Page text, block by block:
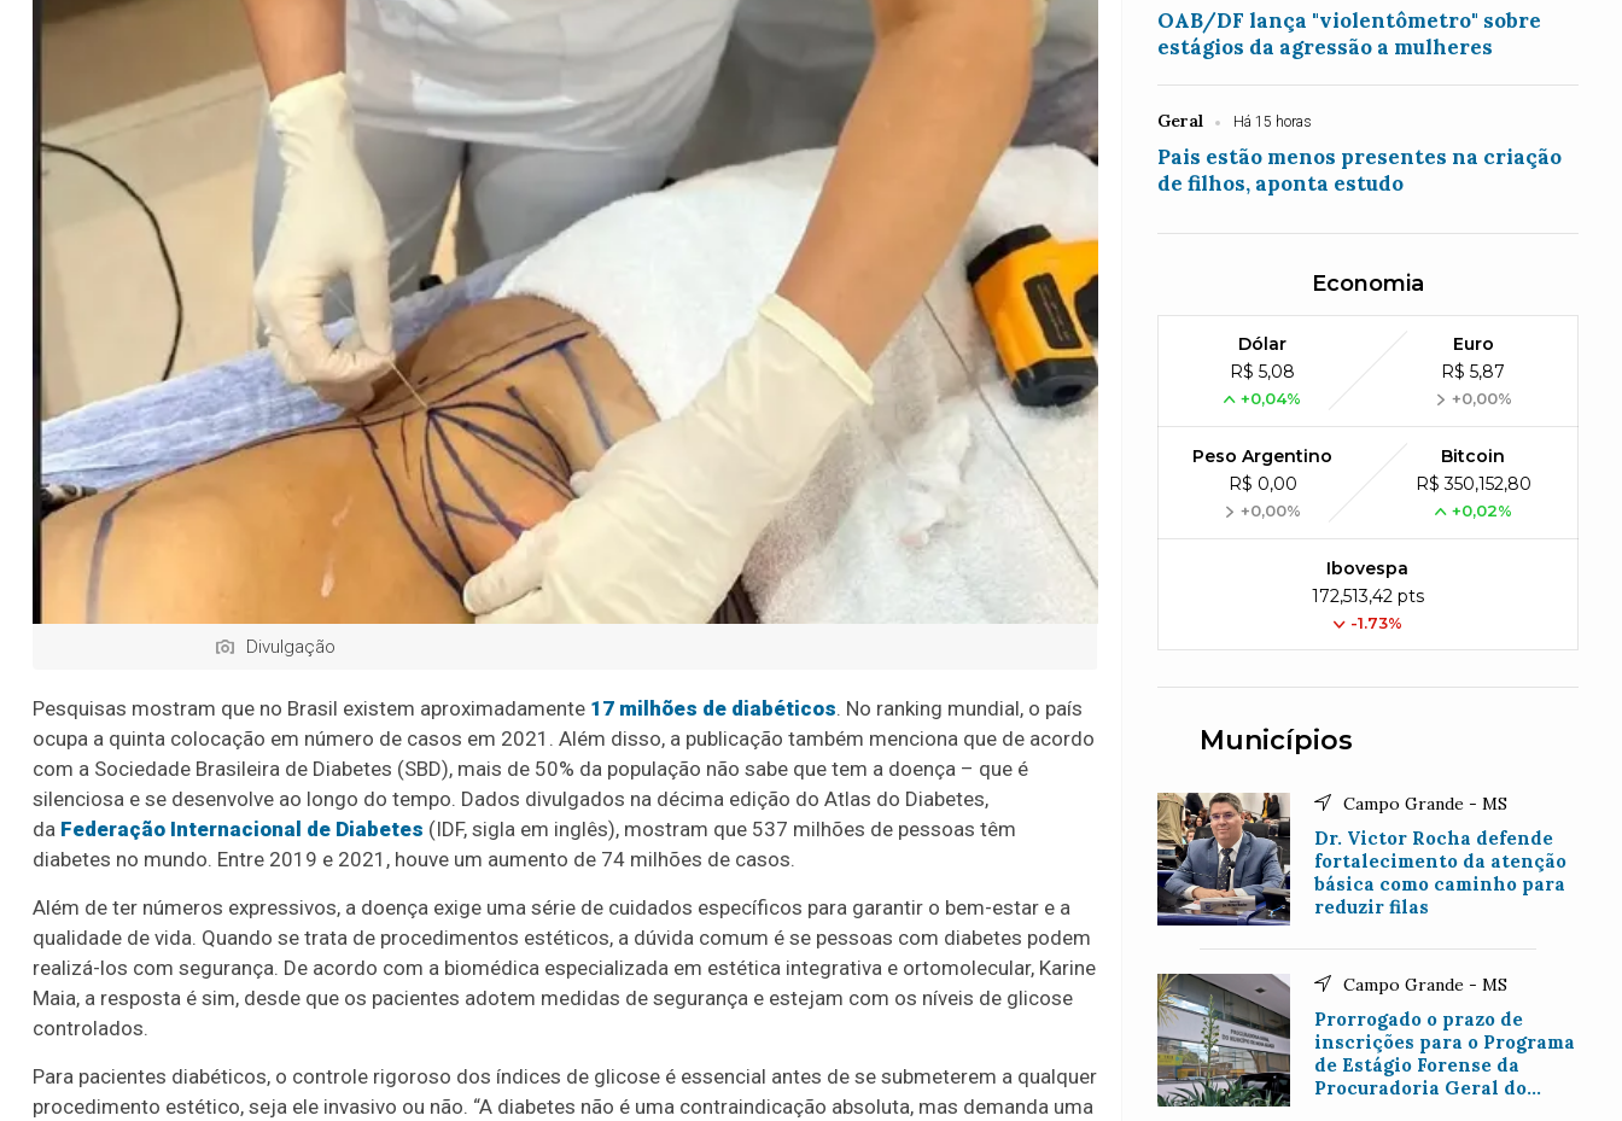
Divulgação
Pesquisas mostram que no Brasil existem aproximadamente 17 milhões de diabéticos. No ranking mundial, o país
ocupa a quinta colocação em número de casos em 2021. Além disso, a publicação também menciona que de acordo
com a Sociedade Brasileira de Diabetes (SBD), mais de 50% da população não sabe que tem a doença – que é
silenciosa e se desenvolve ao longo do tempo. Dados divulgados na décima edição do Atlas do Diabetes,
da Federação Internacional de Diabetes (IDF, sigla em inglês), mostram que 537 milhões de pessoas têm
diabetes no mundo. Entre 2019 e 2021, houve um aumento de 74 milhões de casos.
Além de ter números expressivos, a doença exige uma série de cuidados específicos para garantir o bem-estar e a
qualidade de vida. Quando se trata de procedimentos estéticos, a dúvida comum é se pessoas com diabetes podem
realizá-los com segurança. De acordo com a biomédica especializada em estética integrativa e ortomolecular, Karine
Maia, a resposta é sim, desde que os pacientes adotem medidas de segurança e estejam com os níveis de glicose
controlados.
Para pacientes diabéticos, o controle rigoroso dos índices de glicose é essencial antes de se submeterem a qualquer
procedimento estético, seja ele invasivo ou não. “A diabetes não é uma contraindicação absoluta, mas demanda uma
OAB/DF lança "violentômetro" sobre
estágios da agressão a mulheres
Geral Há 15 horas
Pais estão menos presentes na criação
de filhos, aponta estudo
Economia
Dólar
R$ 5,08
+0,04%
Euro
R$ 5,87
+0,00%
Peso Argentino
R$ 0,00
+0,00%
Bitcoin
R$ 350,152,80
+0,02%
Ibovespa
172,513,42 pts
-1.73%
Municípios
Campo Grande - MS
Dr. Victor Rocha defende
fortalecimento da atenção
básica como caminho para
reduzir filas
Campo Grande - MS
Prorrogado o prazo de
inscrições para o Programa
de Estágio Forense da
Procuradoria Geral do